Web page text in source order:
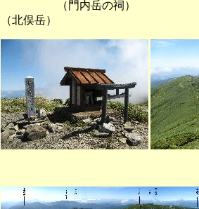
（門内岳の祠） （
（北俣岳）